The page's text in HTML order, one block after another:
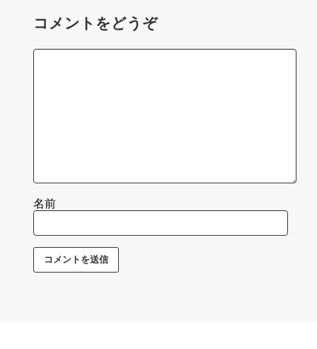
コメントをどうぞ
名前